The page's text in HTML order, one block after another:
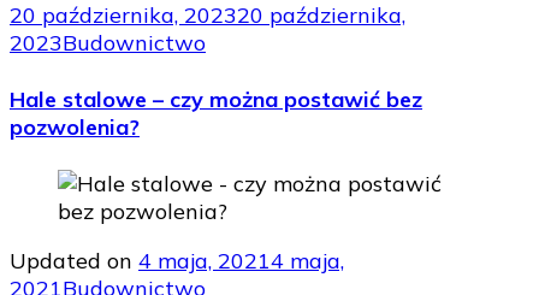
20 października, 202320 października,
2023Budownictwo
Hale stalowe – czy można postawić bez
pozwolenia?
Updated on 4 maja, 20214 maja,
2021Budownictwo